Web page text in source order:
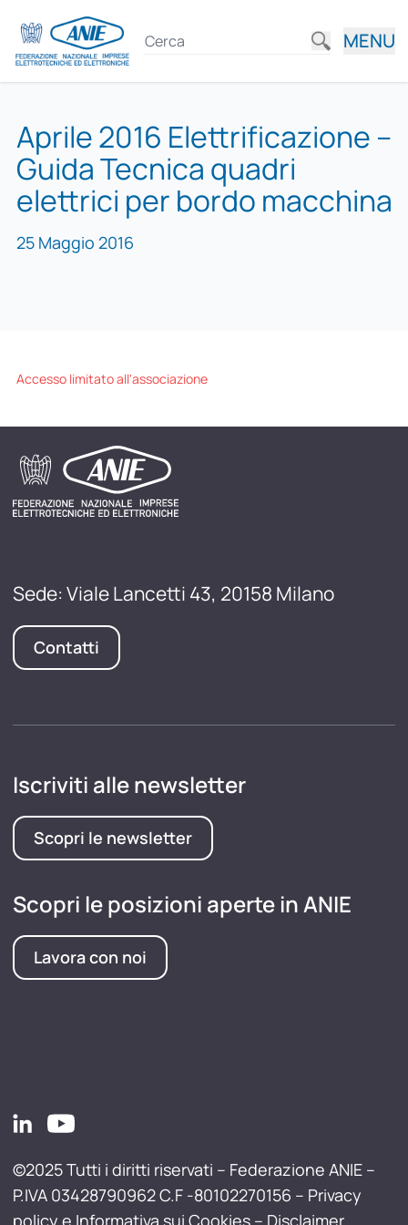
MENU
Aprile 2016 Elettrificazione –
Guida Tecnica quadri
elettrici per bordo macchina
25 Maggio 2016
Accesso limitato all'associazione
Sede: Viale Lancetti 43, 20158 Milano
Contatti
Iscriviti alle newsletter
Scopri le newsletter
Scopri le posizioni aperte in ANIE
Lavora con noi
©2025 Tutti i diritti riservati – Federazione ANIE –
P.IVA 03428790962 C.F -80102270156 – Privacy